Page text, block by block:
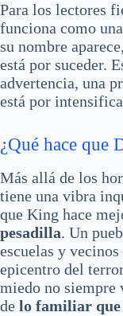
Para los lectores
funciona como una
su nombre
está por suceder.
advertencia, una
está por
¿Qué hace que
Más allá de los
tiene una vibra
que King hace
pesadilla. Un
escuelas y
epicentro del
miedo no siempre
de lo familiar que